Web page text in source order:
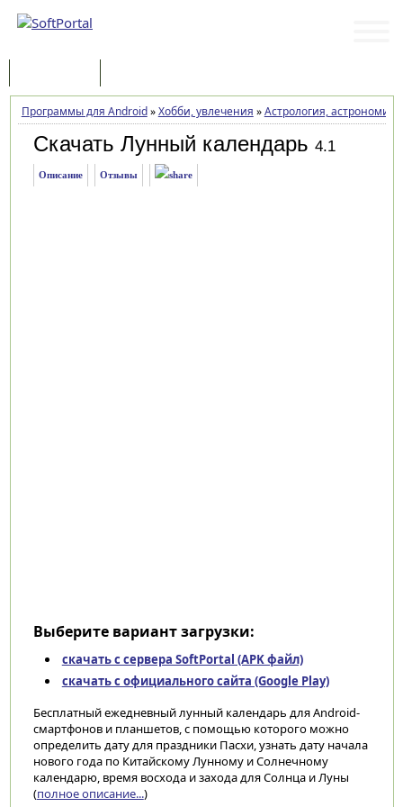
Программы для Android»Хобби, увлечения »Астрология, астрономия
Скачать Лунный календарь 4.1
Описание Отзывы
Выберите вариант загрузки:
скачать с сервера SoftPortal (APK файл)
скачать с официального сайта (Google Play)
Бесплатный ежедневный лунный календарь для Android-
смартфонов и планшетов, с помощью которого можно
определить дату для праздники Пасхи, узнать дату начала
нового года по Китайскому Лунному и Солнечному
календарю, время восхода и захода для Солнца и Луны
(полное описание...)